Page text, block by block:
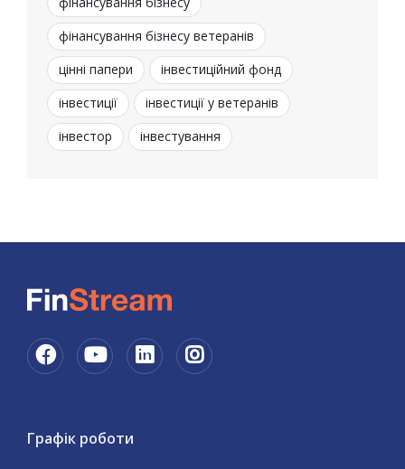
фінансування бізнесу ветеранів
цінні папери
інвестиційний фонд
інвестиції
інвестиції у ветеранів
інвестор
інвестування
Графік роботи